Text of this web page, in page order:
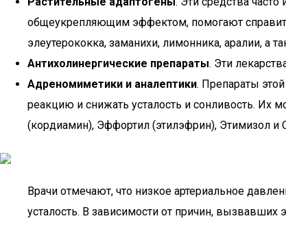
общеукрепляющим эффектом, помогают
элеутерококка, заманихи, лимонника, аралии, а
Антихолинергические препараты. Эти
Адреномиметики и аналептики. Препараты
реакцию и снижать усталость и сонливость. Их
(кордиамин), Эффортил (этилэфрин), Этимизол и
Врачи отмечают, что низкое артериальное
усталость. В зависимости от причин,